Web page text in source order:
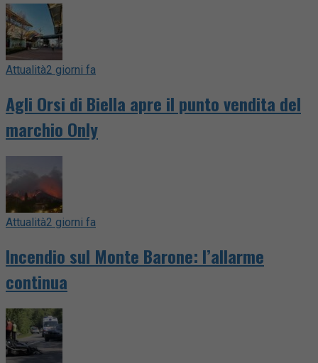
Attualità2 giorni fa
Agli Orsi di Biella apre il punto vendita del
marchio Only
Attualità2 giorni fa
Incendio sul Monte Barone: l’allarme
continua